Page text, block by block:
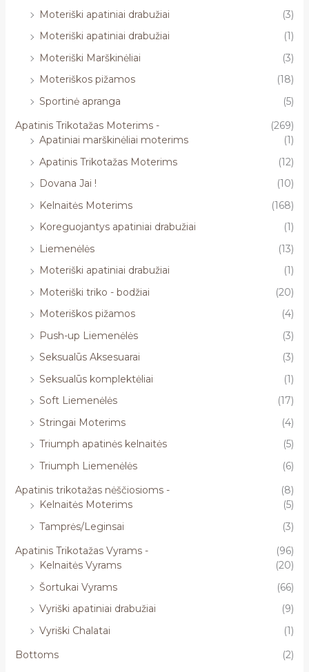
Moteriški apatiniai drabužiai
(3)
Moteriški apatiniai drabužiai
(1)
Moteriški Marškinėliai
(3)
Moteriškos pižamos
(18)
Sportinė apranga
(5)
Apatinis Trikotažas Moterims -
(269)
Apatiniai marškinėliai moterims
(1)
Apatinis Trikotažas Moterims
(12)
Dovana Jai !
(10)
Kelnaitės Moterims
(168)
Koreguojantys apatiniai drabužiai
(1)
Liemenėlės
(13)
Moteriški apatiniai drabužiai
(1)
Moteriški triko - bodžiai
(20)
Moteriškos pižamos
(4)
Push-up Liemenėlės
(3)
Seksualūs Aksesuarai
(3)
Seksualūs komplektėliai
(1)
Soft Liemenėlės
(17)
Stringai Moterims
(4)
Triumph apatinės kelnaitės
(5)
Triumph Liemenėlės
(6)
Apatinis trikotažas nėščiosioms -
(8)
Kelnaitės Moterims
(5)
Tamprės/Leginsai
(3)
Apatinis Trikotažas Vyrams -
(96)
Kelnaitės Vyrams
(20)
Šortukai Vyrams
(66)
Vyriški apatiniai drabužiai
(9)
Vyriški Chalatai
(1)
Bottoms
(2)